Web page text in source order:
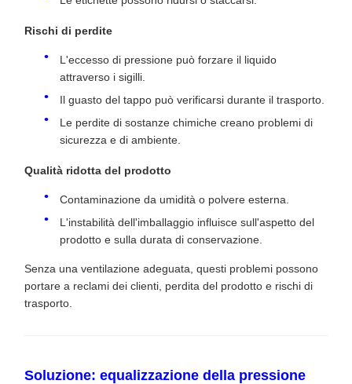
Rischi di perdite
L'eccesso di pressione può forzare il liquido
attraverso i sigilli.
Il guasto del tappo può verificarsi durante il trasporto.
Le perdite di sostanze chimiche creano problemi di
sicurezza e di ambiente.
Qualità ridotta del prodotto
Contaminazione da umidità o polvere esterna.
L'instabilità dell'imballaggio influisce sull'aspetto del
prodotto e sulla durata di conservazione.
Senza una ventilazione adeguata, questi problemi possono
portare a reclami dei clienti, perdita del prodotto e rischi di
trasporto.
Soluzione: equalizzazione della pressione